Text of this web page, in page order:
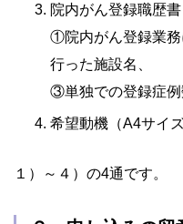
院内がん登録職歴
①院内がん登録業
行った施設名、
③単独での登録症例
希望動機（A4サイ
１）～４）の4通です。